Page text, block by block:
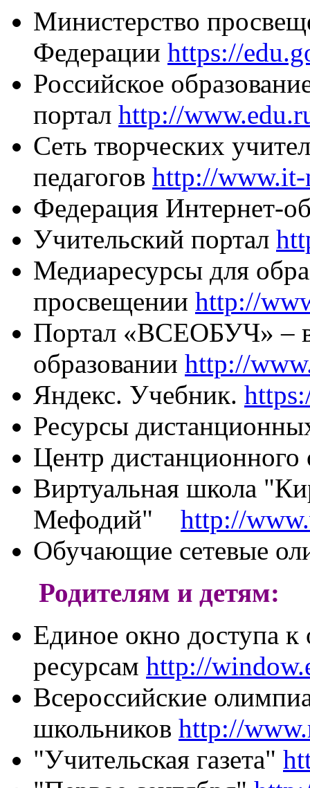
Министерство
Федерации https://
Российское
портал http://
Сеть творческих
педагогов http://
Федерация Интернет-
Учительский портал
Медиаресурсы для
просвещении http://
Портал «ВСЕОБУЧ» –
образовании http://
Яндекс. Учебник.
Ресурсы
Центр
Виртуальная школа
Мефодий" http://
Обучающие сетевые
Родителям и детям:
Единое окно доступа к
ресурсам http://
Всероссийские
школьников http://
"Учительская газета"